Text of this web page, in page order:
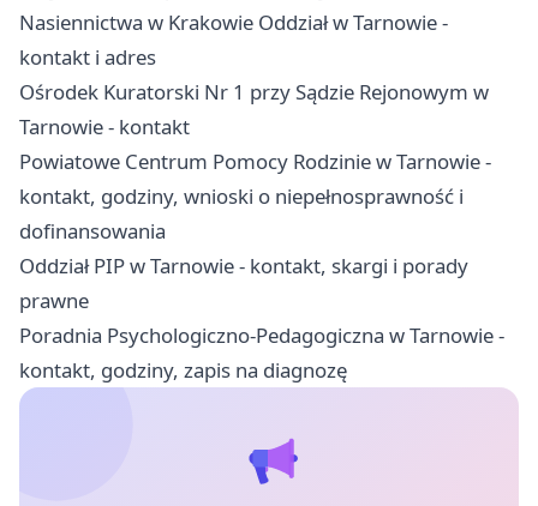
Nasiennictwa w Krakowie Oddział w Tarnowie -
kontakt i adres
Ośrodek Kuratorski Nr 1 przy Sądzie Rejonowym w
Tarnowie - kontakt
Powiatowe Centrum Pomocy Rodzinie w Tarnowie -
kontakt, godziny, wnioski o niepełnosprawność i
dofinansowania
Oddział PIP w Tarnowie - kontakt, skargi i porady
prawne
Poradnia Psychologiczno-Pedagogiczna w Tarnowie -
kontakt, godziny, zapis na diagnozę